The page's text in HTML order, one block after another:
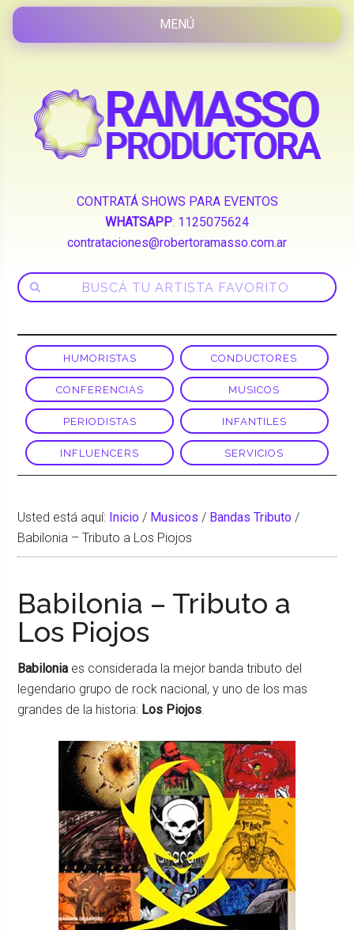
CONTRATÁ SHOWS PARA EVENTOS
WHATSAPP: 1125075624
contrataciones@robertoramasso.com.ar
HUMORISTAS CONDUCTORES
CONFERENCIAS MUSICOS
PERIODISTAS INFANTILES
INFLUENCERS SERVICIOS
Usted está aquí: Inicio / Musicos / Bandas Tributo /
Babilonia – Tributo a Los Piojos
Babilonia – Tributo a
Los Piojos
Babilonia es considerada la mejor banda tributo del
legendario grupo de rock nacional, y uno de los mas
grandes de la historia: Los Piojos.